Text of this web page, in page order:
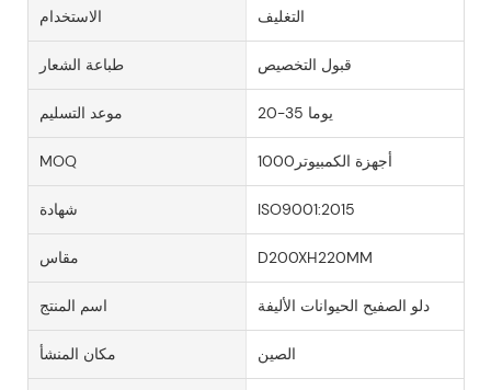
الاستخدام التغليف
طباعة الشعار قبول التخصيص
موعد التسليم 20-35 يوما
MOQ أجهزة الكمبيوتر1000
شهادة ISO9001:2015
مقاس D200XH220MM
اسم المنتج دلو الصفيح الحيوانات الأليفة
مكان المنشأ الصين